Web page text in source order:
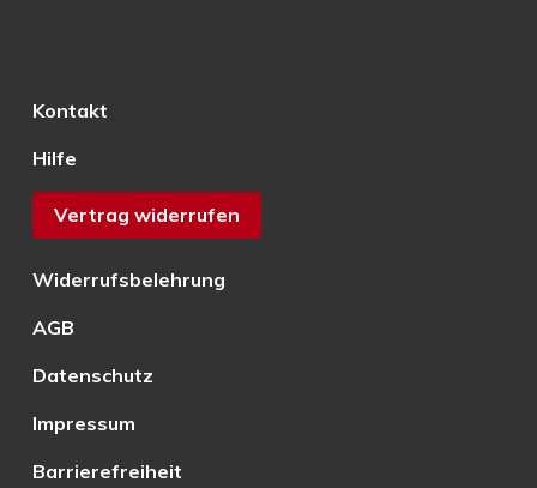
Kontakt
Hilfe
Vertrag widerrufen
Widerrufsbelehrung
AGB
Datenschutz
Impressum
Barrierefreiheit